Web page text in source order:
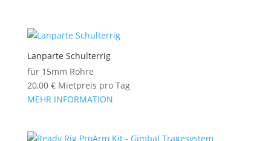
Lanparte Schulterrig
für 15mm Rohre
20,00 €Mietpreis pro Tag
MEHR INFORMATION